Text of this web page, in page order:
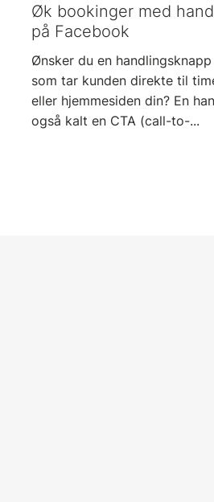
Øk bookinger med
på Facebook
Ønsker du en
som tar kunden direkte til
eller hjemmesiden din? En
også kalt en CTA (call-to-...